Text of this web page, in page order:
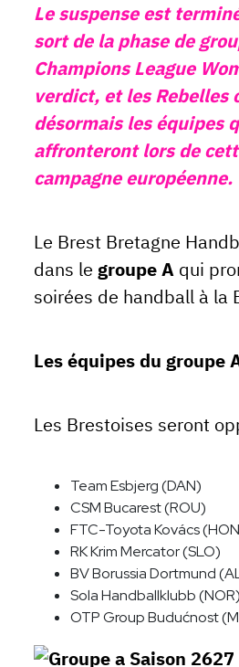
Le suspense est
sort de la phase de
Champions League
verdict, et les Rebelles
désormais les équipes
affronteront lors de
campagne européenne.
Le Brest Bretagne
dans le groupe A qui
soirées de handball à la
Les équipes du groupe
Les Brestoises seront
Team Esbjerg (DAN)
CSM Bucarest (ROU)
FTC-Toyota Kovács
RK Krim Mercator (SLO)
BV Borussia Dortmund
Sola Handballklubb (NOR)
OTP Group Budućnost